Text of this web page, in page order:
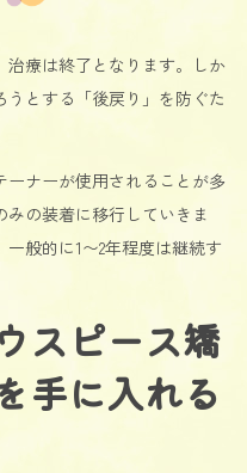
療は終了となります。しか
うとする「後戻り」を防ぐた
ナーが使用されることが多
みの装着に移行していきま
般的に1〜2年程度は継続す
スピース矯
手に入れる